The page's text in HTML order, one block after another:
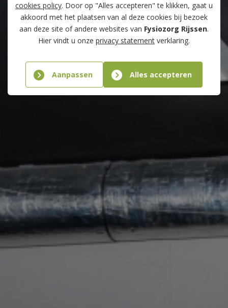
cookies policy. Door op "Alles accepteren" te klikken, gaat u
akkoord met het plaatsen van al deze cookies bij bezoek
aan deze site of andere websites van Fysiozorg Rijssen.
Hier vindt u onze privacy statement verklaring.
Aanpassen Alles accepteren